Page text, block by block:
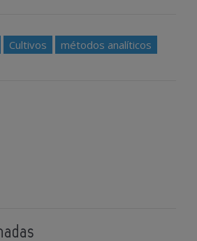
Cultivos métodos analíticos